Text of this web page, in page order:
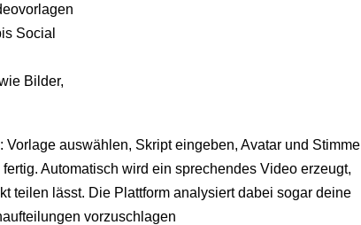
Social
Bilder,
Vorlage auswählen, Skript eingeben, Avatar und Stimme
Automatisch wird ein sprechendes Video erzeugt,
teilen lässt. Die Plattform analysiert dabei sogar deine
vorzuschlagen